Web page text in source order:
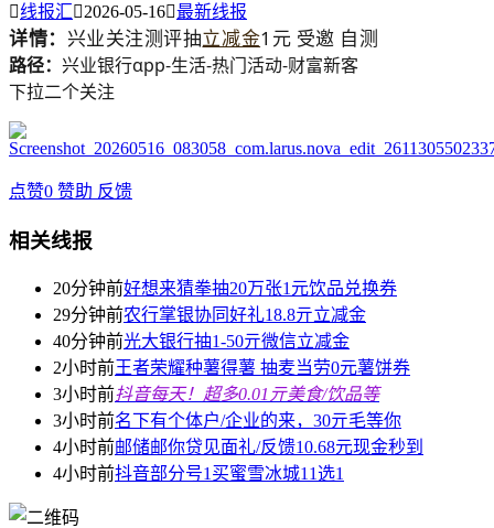
线报汇2026-05-16最新线报
详情： 兴业关注测评抽立减金1元 受邀 自测
路径： 兴业银行αpp-生活-热门活动-财富新客
下拉二个关注
点赞0 赞助 反馈
相关线报
20分钟前好想来猜拳抽20万张1元饮品兑换券
29分钟前农行掌银协同好礼18.8亓立减金
40分钟前光大银行抽1-50亓微信立减金
2小时前王者荣耀种薯得薯 抽麦当劳0元薯饼券
3小时前抖音每天！超多0.01亓美食/饮品等
3小时前名下有个体户/企业的来，30亓毛等你
4小时前邮储邮你贷见面礼/反馈10.68元现金秒到
4小时前抖音部分号1买蜜雪冰城11选1